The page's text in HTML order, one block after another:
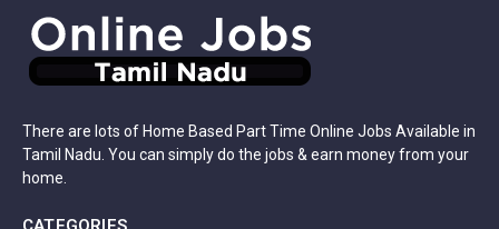
There are lots of Home Based Part Time Online Jobs Available in
Tamil Nadu. You can simply do the jobs & earn money from your
home.